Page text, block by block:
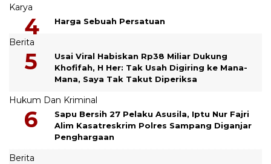
Karya
Harga Sebuah Persatuan
Berita
Usai Viral Habiskan Rp38 Miliar Dukung
Khofifah, H Her: Tak Usah Digiring ke Mana-
Mana, Saya Tak Takut Diperiksa
Hukum Dan Kriminal
Sapu Bersih 27 Pelaku Asusila, Iptu Nur Fajri
Alim Kasatreskrim Polres Sampang Diganjar
Penghargaan
Berita